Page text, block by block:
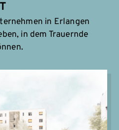
in Erlangen
in dem Trauernde